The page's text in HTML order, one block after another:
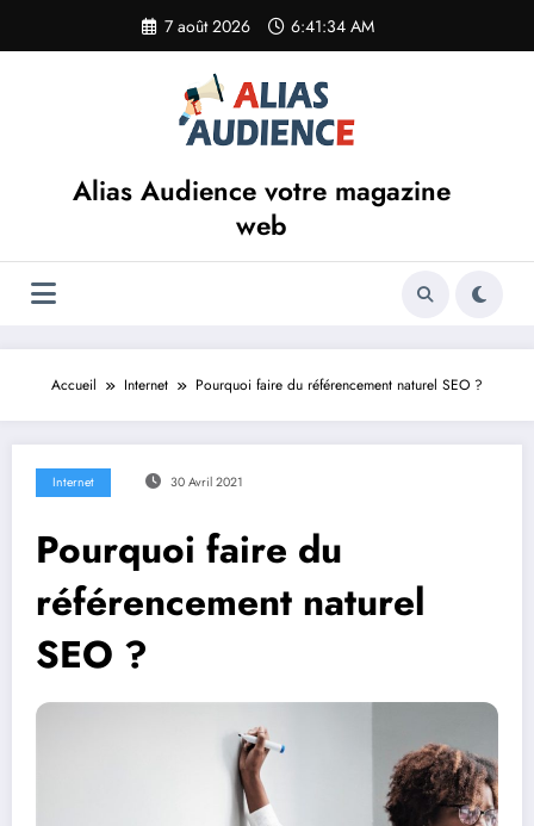
contenu
7 août 2026 6:41:34 AM
Alias Audience votre magazine
web
Accueil Internet Pourquoi faire du référencement naturel SEO ?
Internet 30 Avril 2021
Pourquoi faire du
référencement naturel
SEO ?